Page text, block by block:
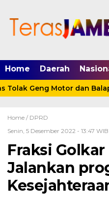
Home Daerah
Tolak Geng Motor dan
Home / DPRD
Senin, 5 Desember 2022 - 13:47 WIB
Fraksi
Jalankan